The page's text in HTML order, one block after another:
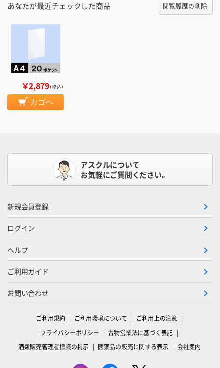
あなたが最近チェックした商品 閲覧履歴の削除
￥2,879（税込）
カゴへ
アスクルについて
お気軽にご質問ください。
新規会員登録
ログイン
ヘルプ
ご利用ガイド
お問い合わせ
ご利用規約 ご利用環境について
ご利用上の注意
プライバシーポリシー
古物営業法に基づく表記
酒類販売管理者標識の掲示
医薬品の販売に関する表示 会社案内